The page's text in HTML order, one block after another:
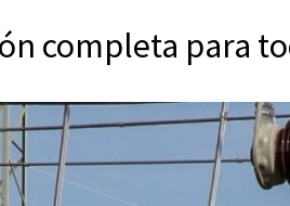
completa para